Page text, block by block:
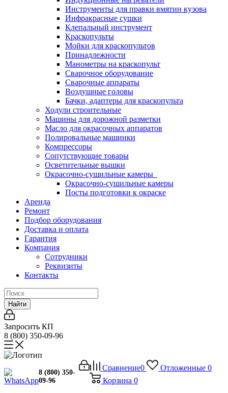
Инструменты для правки вмятин кузова
Инфракрасные сушки
Клепальный инструмент
Краскопульты
Мойки для краскопультов
Принадлежности
Манометры на краскопульт
Сварочное оборудование
Сварочные аппараты
Воздушные головы
Бачки, адаптеры для краскопульта
Ходули строительные
Машины для дорожной разметки
Масло для окрасочных аппаратов
Полировальные машинки
Компрессоры
Сопутствующие товары
Осветительные вышки
Окрасочно-сушильные камеры
Окрасочно-сушильные камеры
Посты подготовки к окраске
Аренда
Ремонт
Подбор оборудования
Доставка и оплата
Гарантия
Компания
Сотрудники
Реквизиты
Контакты
Найти
Запросить КП
8 (800) 350-09-96
Сравнение0 Отложенные 0
Корзина 0
8 (800) 350-
09-96